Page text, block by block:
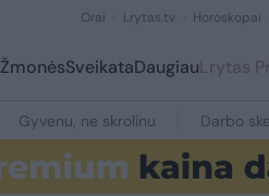
Orai Lrytas.tv Horoskopai
ŽmonėsSveikataDaugiauLrytas
Gyvenu, ne skrolinu Darbo